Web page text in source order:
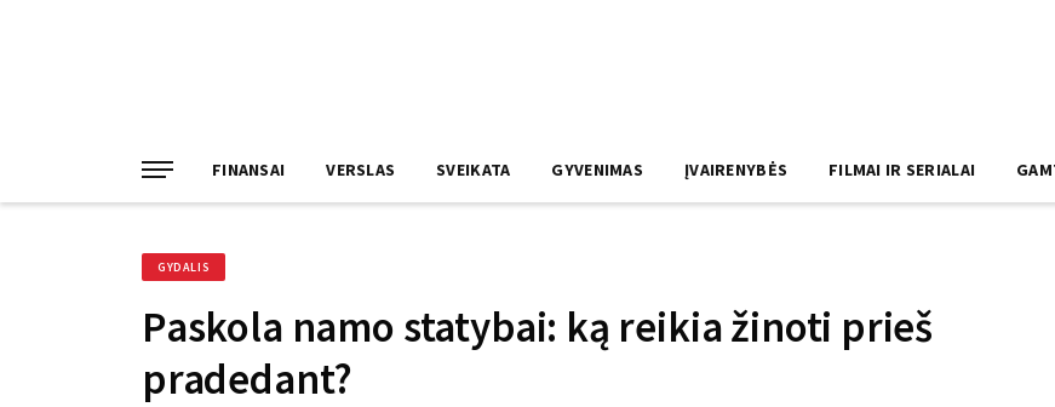
FINANSAI VERSLAS SVEIKATA GYVENIMAS ĮVAIRENYBĖS FILMAI IR SERIALAI
GYDALIS
Paskola namo statybai: ką reikia žinoti prieš
pradedant?